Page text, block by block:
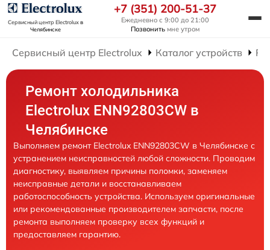
Сервисный центр Electroluxв
Челябинске
+7 (351) 200-51-37
Ежедневно с 9:00 до 21:00
Позвонить мне утром
Сервисный центр Electrolux Каталог устройств
Ремонт холодильника
Electrolux ENN92803CW в
Челябинске
Выполняем ремонт Electrolux ENN92803CW в Челябинске с
устранением неисправностей любой сложности. Проводим
диагностику, выявляем причины поломки, заменяем
неисправные детали и восстанавливаем
работоспособность устройства. Используем оригинальные
или рекомендованные производителем запчасти, после
ремонта выполняем проверку всех функций и
предоставляем гарантию.